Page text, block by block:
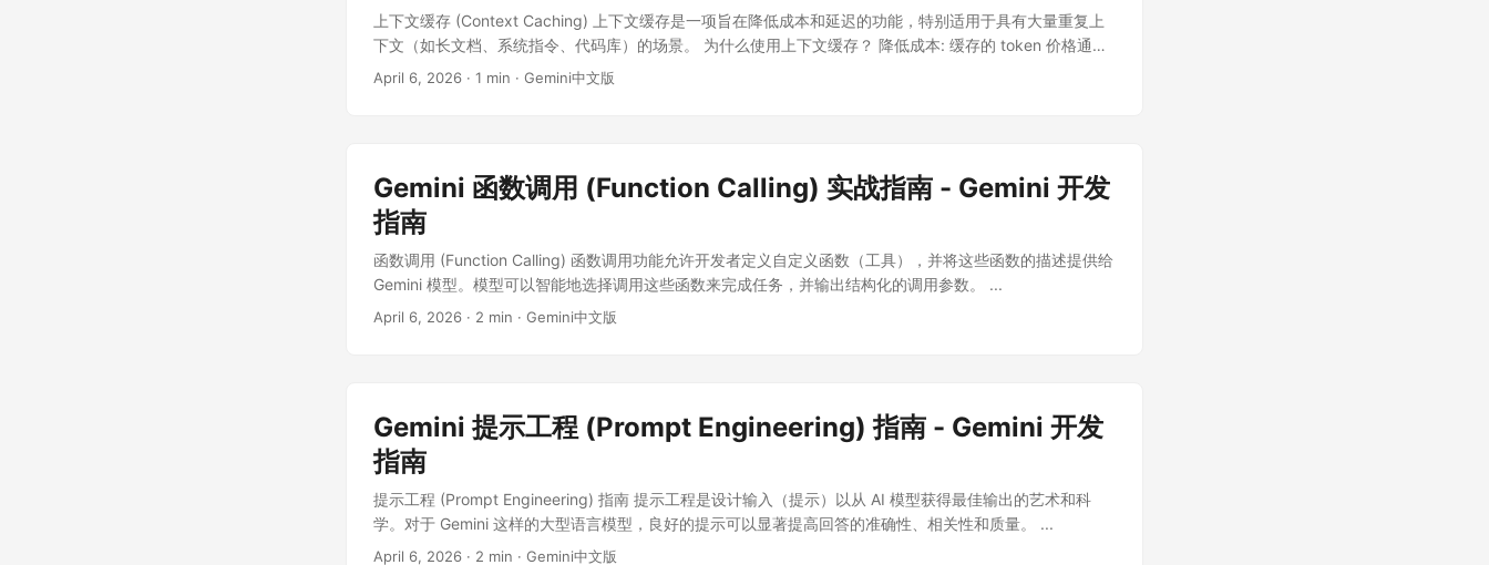
上下文缓存 (Context Caching) 上下文缓存是一项旨在降低成本和延迟的功能，特别适用于具有大量重复上
下文（如长文档、系统指令、代码库）的场景。 为什么使用上下文缓存？ 降低成本: 缓存的 token 价格通常
低于输入的 token 价格。如果您多次重复使用相同的长上下文，缓存可以显著节省费用。 提高速度: 预处理
April 6, 2026 · 1 min · Gemini中文版
Gemini 函数调用 (Function Calling) 实战指南 - Gemini 开发
指南
函数调用 (Function Calling) 函数调用功能允许开发者定义自定义函数（工具），并将这些函数的描述提供给
Gemini 模型。模型可以智能地选择调用这些函数来完成任务，并输出结构化的调用参数。 ...
April 6, 2026 · 2 min · Gemini中文版
Gemini 提示工程 (Prompt Engineering) 指南 - Gemini 开发
指南
提示工程 (Prompt Engineering) 指南 提示工程是设计输入（提示）以从 AI 模型获得最佳输出的艺术和科
学。对于 Gemini 这样的大型语言模型，良好的提示可以显著提高回答的准确性、相关性和质量。 ...
April 6, 2026 · 2 min · Gemini中文版